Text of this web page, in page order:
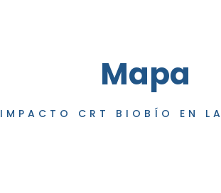
Mapa
IMPACTO CRT BIOBÍO EN